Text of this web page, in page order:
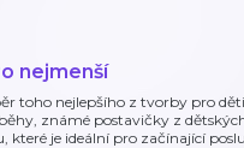
nejmenší
toho nejlepšího z tvorby pro
známé postavičky z
které je ideální pro začínající